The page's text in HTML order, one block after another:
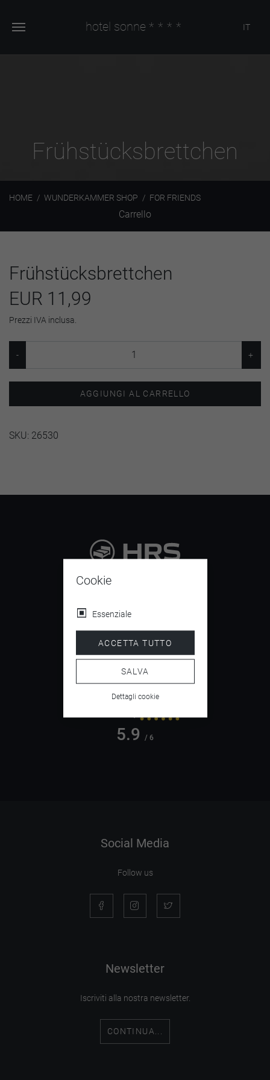
hotel sonne **** IT
Frühstücksbrettchen
HOME WUNDERKAMMER SHOP FOR FRIENDS
Carrello
Frühstücksbrettchen
EUR 11,99
Prezzi IVA inclusa.
AGGIUNGI AL CARRELLO
SKU: 26530
4.5/ 5
5.9 / 6
Social Media
Follow us
Newsletter
Iscriviti alla nostra newsletter.
CONTINUA...
Cookie
Essenziale
ACCETTA TUTTO
SALVA
Dettagli cookie